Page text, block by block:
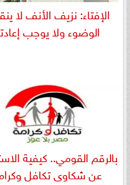
الإفتاء: نزيف الأنف لا
الوضوء ولا يوجب
بالرقم القومي.. كيفية
عن شكاوى تكافل